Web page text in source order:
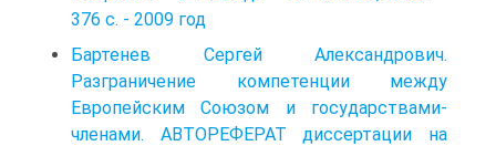
376 с. - 2009 год
Бартенев Сергей Александрович.
Разграничение компетенции между
Европейским Союзом и государствами-
членами. АВТОРЕФЕРАТ диссертации на